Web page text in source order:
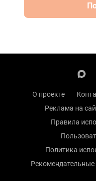
О проекте
Реклама на
Правила
Политика
Рекомендательные